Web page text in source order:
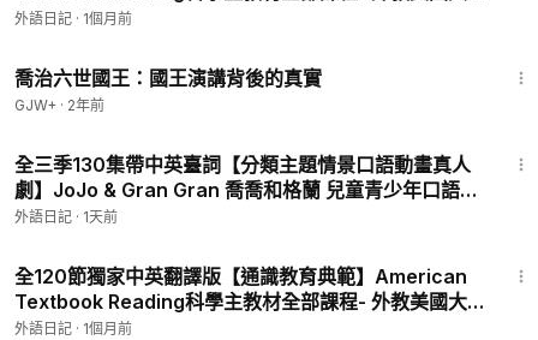
叔Brain Stewart精講 P117 - Social Studies 社會科
外語日記 · 1個月前
喬治六世國王：國王演講背後的真實
GJW+ · 2年前
全三季130集帶中英臺詞【分類主題情景口語動畫真人
劇】JoJo & Gran Gran 喬喬和格蘭 兒童青少年口語情
景化學習 讓口語融入生活 3-8歲開口說英語 P2 - 002-
外語日記 · 1天前
全120節獨家中英翻譯版【通識教育典範】American
Textbook Reading科學主教材全部課程- 外教美國大
叔Brain Stewart精講 P116 - Social Studies 社會科
外語日記 · 1個月前